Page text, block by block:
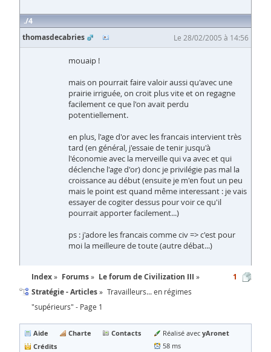
4
thomasdecabries
Le 28/02/2005 à 14:56
mouaip !
mais on pourrait faire valoir aussi qu'avec une
prairie irriguée, on croit plus vite et on regagne
facilement ce que l'on avait perdu
potentiellement.
en plus, l'age d'or avec les francais intervient très
tard (en général, j'essaie de tenir jusqu'à
l'économie avec la merveille qui va avec et qui
déclenche l'age d'or) donc je privilégie pas mal la
croissance au début (ensuite je m'en fout un peu
mais le point est quand même interessant : je vais
essayer de cogiter dessus pour voir ce qu'il
pourrait apporter facilement...)
ps : j'adore les francais comme civ => c'est pour
moi la meilleure de toute (autre débat...)
Index Forums
Le forum de Civilization III
Stratégie - Articles
Travailleurs... en régimes
"supérieurs" - Page 1
1
Aide Charte
Contacts
Crédits
Réalisé avecyAronet
58 ms